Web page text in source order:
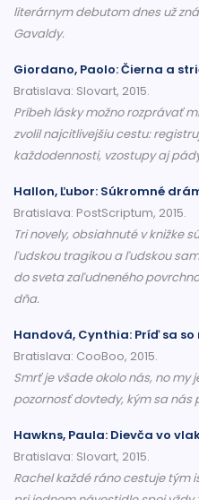
literárnym debutom dnes už
Gavaldy.
Giordano, Paolo: Čierna a
Bratislava: Slovart, 2015.
Príbeh lásky možno rozprávať
zvolil najcitlivejšiu cestu:
každodennosti, vzostupy aj
Hallon, Ľubor: Súkromné
Bratislava: PostScriptum, 2015.
Tri novely, obsiahnuté v knižke
ľudskou tragikou a ľudskou
do sveta zaľudneného
dňa.
Handová, Cynthia: Príď sa
Bratislava: CooBoo, 2015.
Smrť je všade okolo nás, no
pozornosť dovtedy, kým sa nás
Hawkns, Paula: Dievča vo
Bratislava: Slovart, 2015.
Rachel každé ráno cestuje tým